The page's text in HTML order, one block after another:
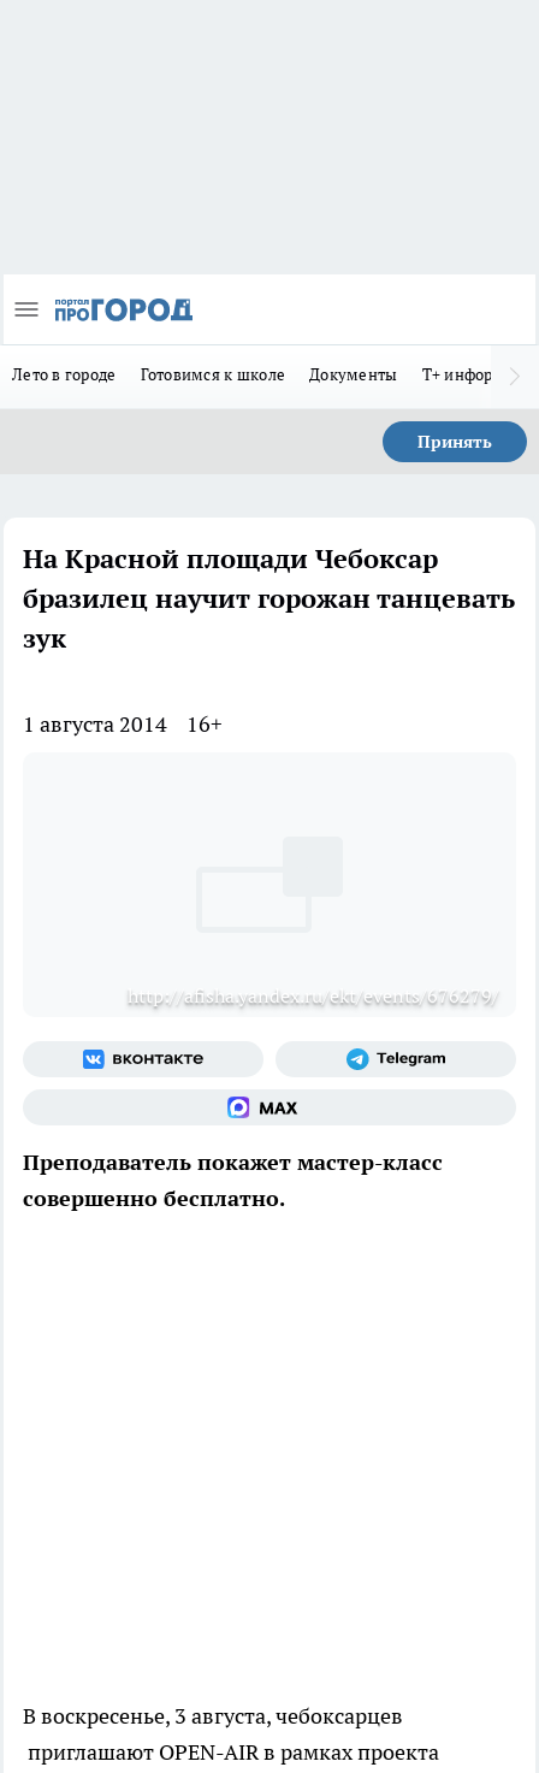
Лето в городе Готовимся к школе Документы Т+
Принять
На Красной площади Чебоксар
бразилец научит горожан танцевать
зук
1 августа 2014 16+
http://afisha.yandex.ru/ekt/events/676279/
Преподаватель покажет мастер-класс
совершенно бесплатно.
В воскресенье, 3 августа, чебоксарцев
приглашают OPEN-AIR в рамках проекта